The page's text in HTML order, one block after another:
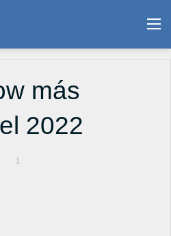
más
2022
1